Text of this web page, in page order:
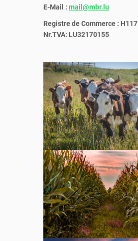
E-Mail : mail@mbr.lu
Registre de Commerce : H117
Nr.TVA: LU32170155